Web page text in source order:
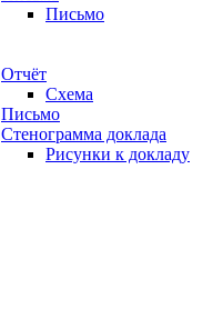
Письмо
Отчёт
Схема
Письмо
Стенограмма доклада
Рисунки к докладу